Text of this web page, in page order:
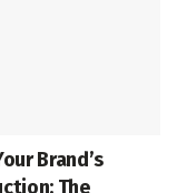
Brand’s
The